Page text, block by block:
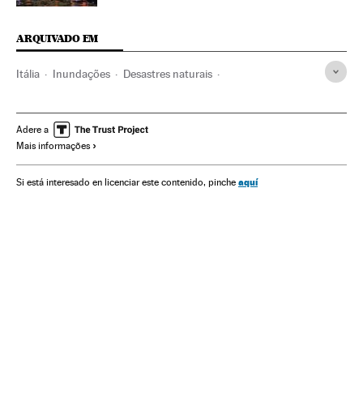
ARQUIVADO EM
Itália Inundações Desastres naturais
Adere a
Mais informações
Si está interesado en licenciar este contenido, pinche aquí